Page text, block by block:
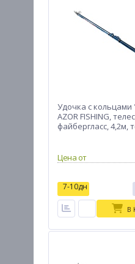
Удочка с кольцами
AZOR FISHING,
файбергласс, 4,2м,
Цена от
7-10дн
В